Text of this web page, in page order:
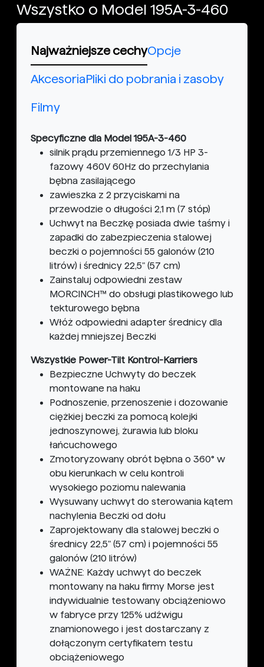
Wszystko o Model 195A-3-460
Najważniejsze cechyOpcje
AkcesoriaPliki do pobrania i zasoby
Filmy
Specyficzne dla Model 195A-3-460
silnik prądu przemiennego 1/3 HP 3-
fazowy 460V 60Hz do przechylania
bębna zasilającego
zawieszka z 2 przyciskami na
przewodzie o długości 2,1 m (7 stóp)
Uchwyt na Beczkę posiada dwie taśmy i
zapadki do zabezpieczenia stalowej
beczki o pojemności 55 galonów (210
litrów) i średnicy 22,5" (57 cm)
Zainstaluj odpowiedni zestaw
MORCINCH™ do obsługi plastikowego lub
tekturowego bębna
Włóż odpowiedni adapter średnicy dla
każdej mniejszej Beczki
Wszystkie Power-Tilt Kontrol-Karriers
Bezpieczne Uchwyty do beczek
montowane na haku
Podnoszenie, przenoszenie i dozowanie
ciężkiej beczki za pomocą kolejki
jednoszynowej, żurawia lub bloku
łańcuchowego
Zmotoryzowany obrót bębna o 360° w
obu kierunkach w celu kontroli
wysokiego poziomu nalewania
Wysuwany uchwyt do sterowania kątem
nachylenia Beczki od dołu
Zaprojektowany dla stalowej beczki o
średnicy 22,5" (57 cm) i pojemności 55
galonów (210 litrów)
WAŻNE: Każdy uchwyt do beczek
montowany na haku firmy Morse jest
indywidualnie testowany obciążeniowo
w fabryce przy 125% udźwigu
znamionowego i jest dostarczany z
dołączonym certyfikatem testu
obciążeniowego